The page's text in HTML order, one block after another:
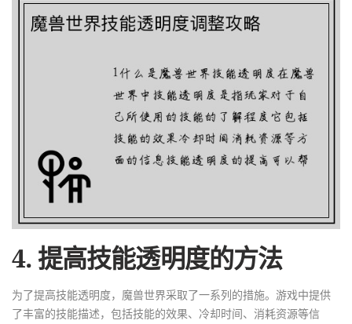
4. 提高技能透明度的方法
为了提高技能透明度，魔兽世界采取了一系列的措施。游戏中提供
了丰富的技能描述，包括技能的效果、冷却时间、消耗资源等信